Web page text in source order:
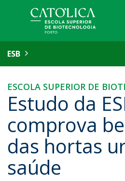
ESB
ESCOLA SUPERIOR DE
Estudo da
comprova
das hortas
saúde